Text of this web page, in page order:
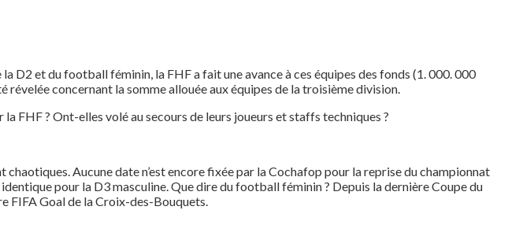
D2 et du football féminin, la FHF a fait une avance à ces équipes des fonds (1. 000. 000
révelée concernant la somme allouée aux équipes de la troisième division.
FHF ? Ont-elles volé au secours de leurs joueurs et staffs techniques ?
Aucune date n’est encore fixée par la Cochafop pour la reprise du championnat
pour la D3 masculine. Que dire du football féminin ? Depuis la dernière Coupe du
FIFA Goal de la Croix-des-Bouquets.